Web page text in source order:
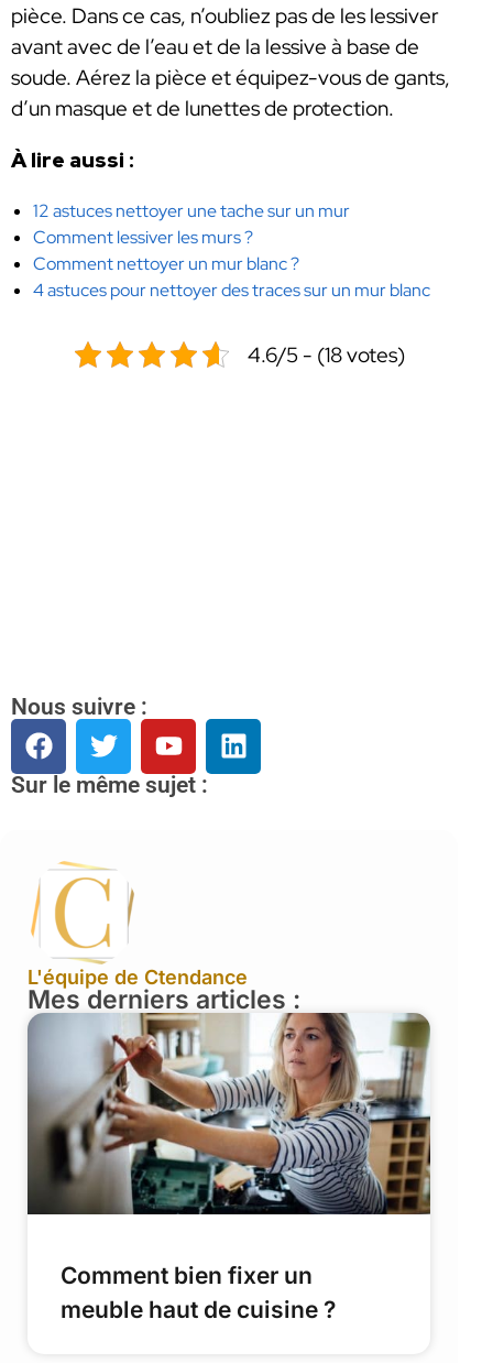
pièce. Dans ce cas, n’oubliez pas de les lessiver
avant avec de l’eau et de la lessive à base de
soude. Aérez la pièce et équipez-vous de gants,
d’un masque et de lunettes de protection.
À lire aussi :
12 astuces nettoyer une tache sur un mur
Comment lessiver les murs ?
Comment nettoyer un mur blanc ?
4 astuces pour nettoyer des traces sur un mur blanc
4.6/5 - (18 votes)
Nous suivre :
Sur le même sujet :
L'équipe de Ctendance
Mes derniers articles :
Comment bien fixer un
meuble haut de cuisine ?